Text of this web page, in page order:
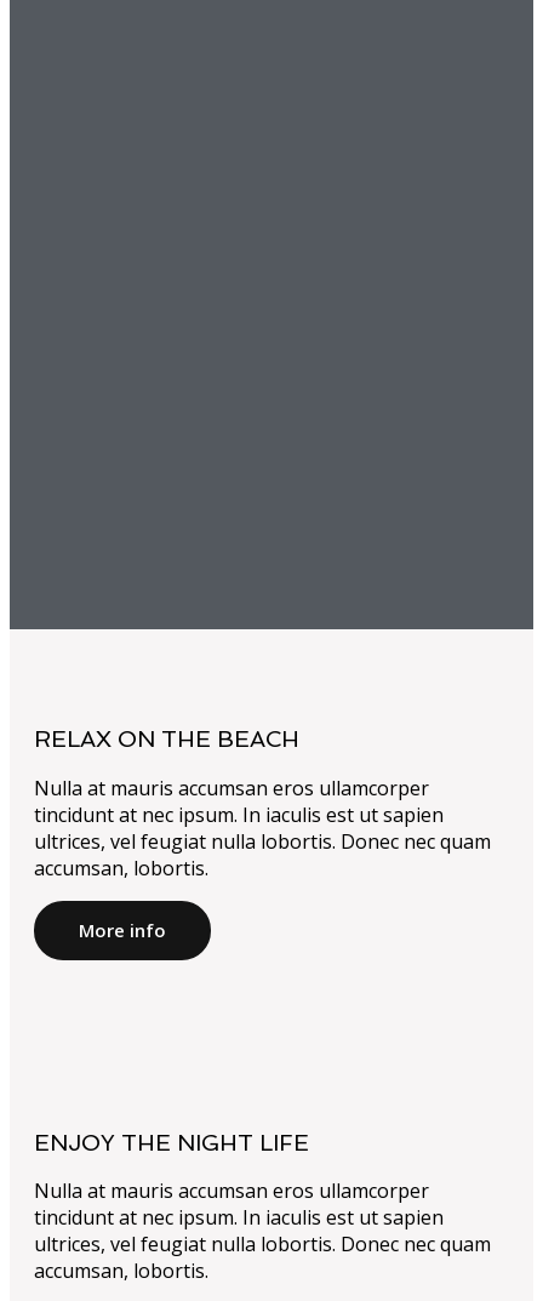
RELAX ON THE BEACH
Nulla at mauris accumsan eros ullamcorper
tincidunt at nec ipsum. In iaculis est ut sapien
ultrices, vel feugiat nulla lobortis. Donec nec quam
accumsan, lobortis.
More info
ENJOY THE NIGHT LIFE
Nulla at mauris accumsan eros ullamcorper
tincidunt at nec ipsum. In iaculis est ut sapien
ultrices, vel feugiat nulla lobortis. Donec nec quam
accumsan, lobortis.